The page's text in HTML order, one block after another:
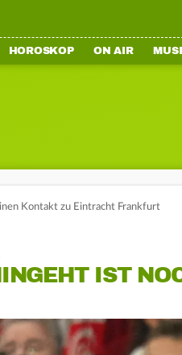
HOROSKOP ON AIR
Kontakt zu Eintracht Frankfurt
IST